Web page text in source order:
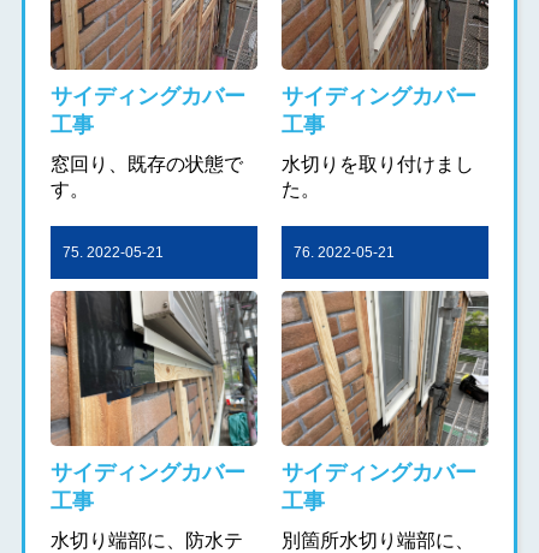
サイディングカバー
工事
窓回り、既存の状態で
す。
サイディングカバー
工事
水切りを取り付けまし
た。
75. 2022-05-21
サイディングカバー
工事
水切り端部に、防水テ
76. 2022-05-21
サイディングカバー
工事
別箇所水切り端部に、